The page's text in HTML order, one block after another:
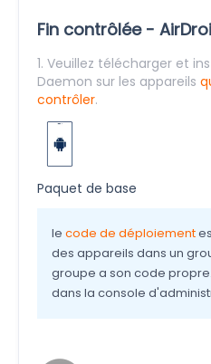
Fin contrôlée -
1. Veuillez télécharger et
Daemon sur les appareils
contrôler.
Paquet de base
le code de déploiement
des appareils dans un
groupe a son code
dans la console